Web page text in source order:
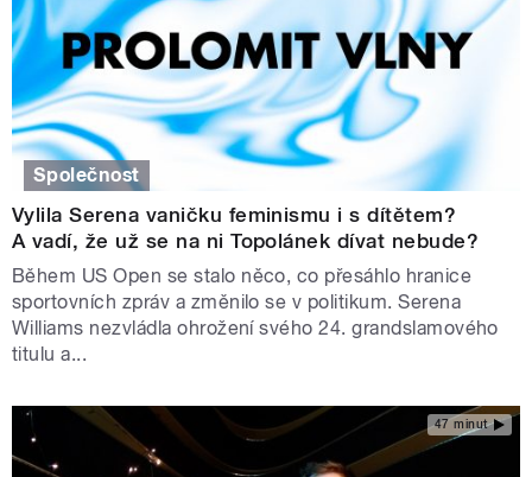
Společnost
Vylila Serena vaničku feminismu i s dítětem?
A vadí, že už se na ni Topolánek dívat nebude?
Během US Open se stalo něco, co přesáhlo hranice
sportovních zpráv a změnilo se v politikum. Serena
Williams nezvládla ohrožení svého 24. grandslamového
titulu a...
47 minut